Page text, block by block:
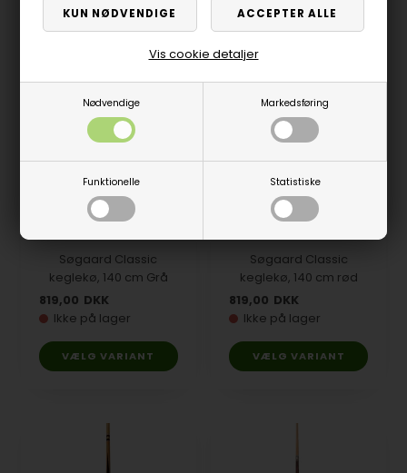
Nødvendige Markedsføring
Funktionelle Statistiske
Vis cookie detaljer
Søgaard Classic
keglekø, 140 cm Grå
819,00 DKK
Ikke på lager
VÆLG VARIANT
Søgaard Classic
keglekø, 140 cm rød
819,00 DKK
Ikke på lager
VÆLG VARIANT